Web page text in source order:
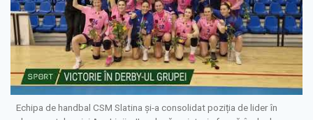
Echipa de handbal CSM Slatina și-a consolidat poziția de lider în